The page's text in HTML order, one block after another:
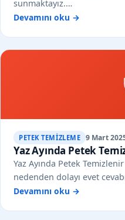
sunmaktayız.…
Devamını oku →
PETEK TEMIZLEME 9 Mart
Yaz Ayında Petek
Yaz Ayında Petek
nedenden dolayı evet
Devamını oku →